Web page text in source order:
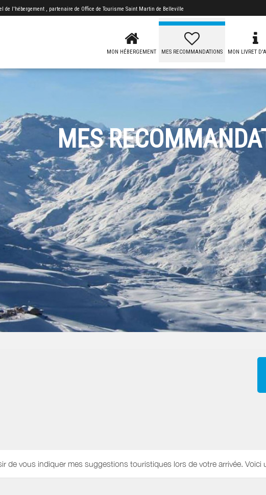
de l'hébergement , partenaire de Office de Tourisme Saint Martin de Belleville
MON HÉBERGEMENT MES RECOMMANDATIONS MON LIVRET
MES
de vous indiquer mes suggestions touristiques lors de votre arrivée. Voici